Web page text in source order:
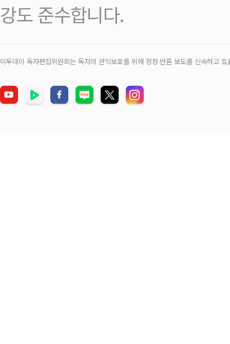
강도 준수합니다.
이투데이 독자편집위원회는 독자의 권익보호를 위해 정정‧반론 보도를 신속하고